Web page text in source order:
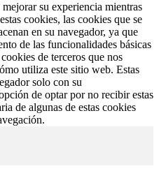
su experiencia mientras
cookies, las cookies que se
en su navegador, ya que
de las funcionalidades básicas
de terceros que nos
utiliza este sitio web. Estas
solo con su
de optar por no recibir estas
de algunas de estas cookies